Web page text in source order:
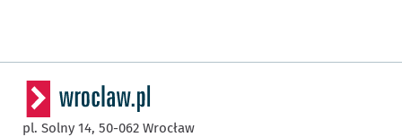
pl. Solny 14, 50-062 Wrocław